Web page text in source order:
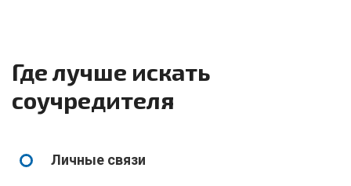
Где лучше искать
соучредителя
Личные связи